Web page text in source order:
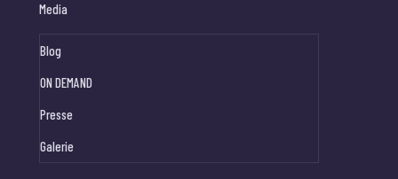
Media
Blog
ON DEMAND
Presse
Galerie